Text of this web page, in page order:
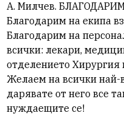
А. Милчев.
Благодарим на екипа
Благодарим на
всички: лекари,
отделението
Желаем на всички най-
дарявате от него все
нуждаещите се!